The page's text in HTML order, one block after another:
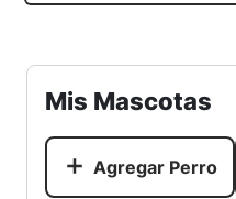
Mis Mascotas
Agregar Perro